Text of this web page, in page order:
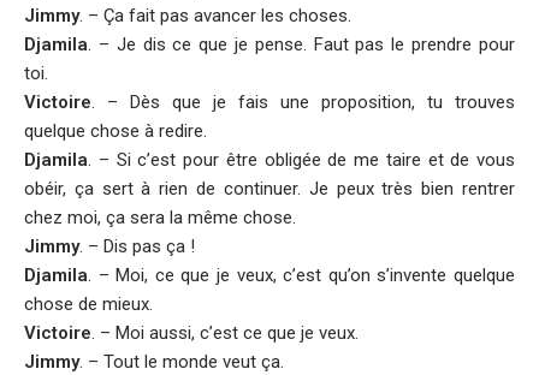
Jimmy. – Ça fait pas avancer les choses.
Djamila. – Je dis ce que je pense. Faut pas le prendre pour
toi.
Victoire. – Dès que je fais une proposition, tu trouves
quelque chose à redire.
Djamila. – Si c’est pour être obligée de me taire et de vous
obéir, ça sert à rien de continuer. Je peux très bien rentrer
chez moi, ça sera la même chose.
Jimmy. – Dis pas ça !
Djamila. – Moi, ce que je veux, c’est qu’on s’invente quelque
chose de mieux.
Victoire. – Moi aussi, c’est ce que je veux.
Jimmy. – Tout le monde veut ça.